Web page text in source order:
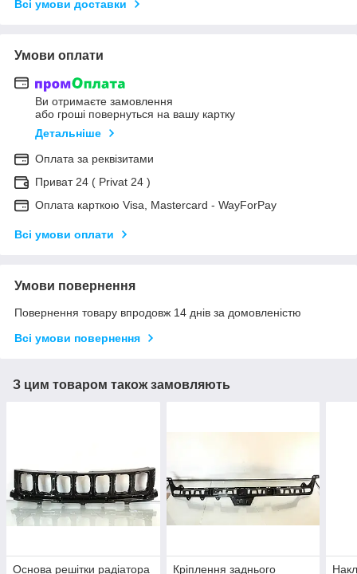
Всі умови доставки
Умови оплати
Ви отримаєте замовлення
або гроші повернуться на вашу картку
Детальніше
Оплата за реквізитами
Приват 24 ( Privat 24 )
Оплата карткою Visa, Mastercard - WayForPay
Всі умови оплати
Умови повернення
Повернення товару впродовж 14 днів за домовленістю
Всі умови повернення
З цим товаром також замовляють
Основа решітки радіатора
Кріплення заднього